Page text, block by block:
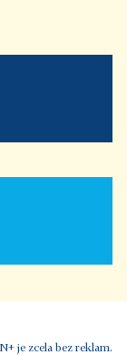
je zcela bez reklam.